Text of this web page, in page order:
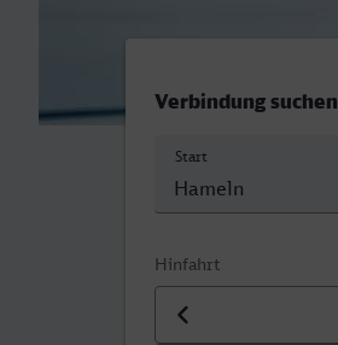
Verbindung suchen
Start
Hinfahrt
Datum der Hinfahrt